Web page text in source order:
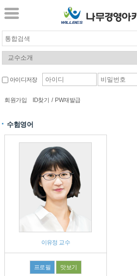
아이디저장
회원가입 ID찾기 / PW재발급
수험영어
이유정 교수
프로필 맛보기